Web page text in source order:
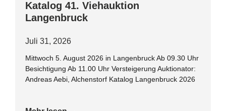
Katalog 41. Viehauktion
Langenbruck
Juli 31, 2026
Mittwoch 5. August 2026 in Langenbruck Ab 09.30 Uhr
Besichtigung Ab 11.00 Uhr Versteigerung Auktionator:
Andreas Aebi, Alchenstorf Katalog Langenbruck 2026